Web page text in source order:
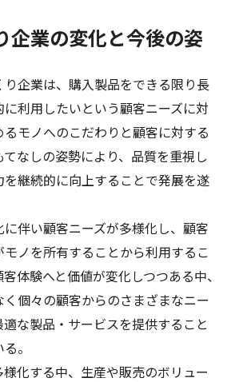
企業の変化と今後の姿
企業は、購入製品をできる限り長
に利用したいという顧客ニーズに対
るモノへのこだわりと顧客に対する
なしの姿勢により、品質を重視し
を継続的に向上することで発展を遂
伴い顧客ニーズが多様化し、顧客
ノを所有することから利用するこ
体験へと価値が変化しつつある中、
個々の顧客からのさまざまなニー
な製品・サービスを提供すること
。
化する中、生産や販売のボリュー